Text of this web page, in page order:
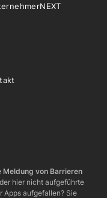
von Barrieren
hier nicht aufgeführte
Apps aufgefallen? Sie